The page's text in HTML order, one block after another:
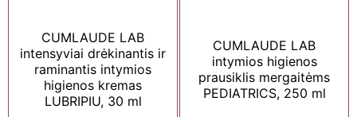
CUMLAUDE LAB
intensyviai drėkinantis ir
raminantis intymios
higienos kremas
LUBRIPIU, 30 ml
CUMLAUDE LAB
intymios higienos
prausiklis mergaitėms
PEDIATRICS, 250 ml